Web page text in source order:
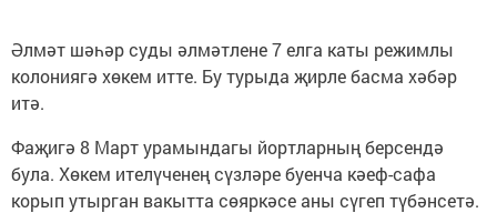
Әлмәт шәһәр суды әлмәтлене 7 елга каты режимлы
колониягә хөкем итте. Бу турыда җирле басма хәбәр
итә.
Фаҗигә 8 Март урамындагы йортларның берсендә
була. Хөкем ителүченең сүзләре буенча кәеф-сафа
корып утырган вакытта сөяркәсе аны сүгеп түбәнсетә.